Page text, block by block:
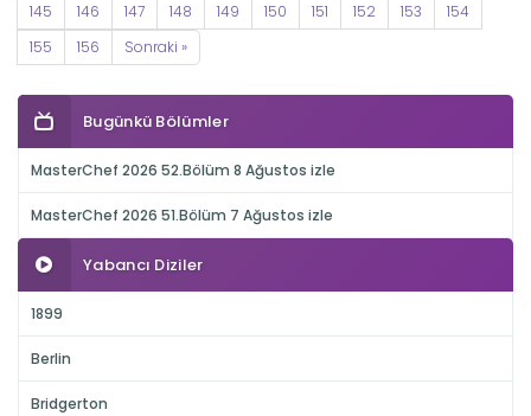
145
146 147 148 149 150 151 152 153
154
155
156 Sonraki »
Bugünkü Bölümler
MasterChef 2026 52.Bölüm 8 Ağustos izle
MasterChef 2026 51.Bölüm 7 Ağustos izle
Yabancı Diziler
1899
Berlin
Bridgerton